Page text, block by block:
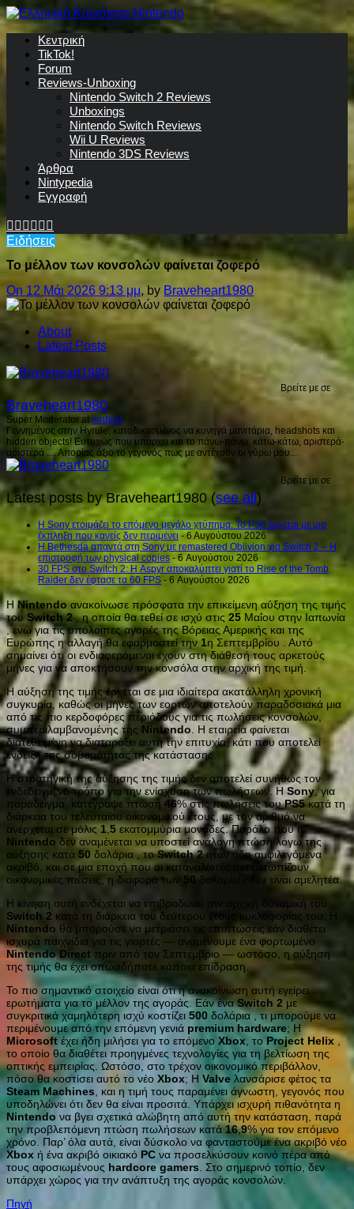
Κεντρική
TikTok!
Forum
Reviews-Unboxing
Nintendo Switch 2 Reviews
Unboxings
Nintendo Switch Reviews
Wii U Reviews
Nintendo 3DS Reviews
Άρθρα
Nintypedia
Εγγραφή
Ειδήσεις
Το μέλλον των κονσολών φαίνεται ζοφερό
On 12 Μάι 2026 9:13 μμ, by Braveheart1980
About
Latest Posts
Βρείτε με σε
Braveheart1980
Super Moderatorat ninty.gr
Γεννημένος στην Hyrule, καταδικασμένος να κυνηγά μανιτάρια, headshots και
hidden objects! Ευτυχώς που υπάρχει και το πάνω-πάνω, κάτω-κάτω, αριστερά-
αριστερά .... Απορίας άξιο το γεγονός πως με αντέχουν οι γύρω μου...
Βρείτε με σε
Latest posts by Braveheart1980 (see all)
Η Sony ετοιμάζει το επόμενο μεγάλο χτύπημα: Το PS6 έρχεται με μια
έκπληξη που κανείς δεν περιμένει - 6 Αυγούστου 2026
Η Bethesda απαντά στη Sony με remastered Oblivion για Switch 2 – Η
επιστροφή των physical copies - 6 Αυγούστου 2026
30 FPS στο Switch 2: Η Aspyr αποκαλύπτει γιατί το Rise of the Tomb
Raider δεν έφτασε τα 60 FPS - 6 Αυγούστου 2026
ΗNintendoανακοίνωσε πρόσφατα την επικείμενη αύξηση της τιμής
του Switch 2, η οποία θα τεθεί σε ισχύ στις 25 Μαΐου στην Ιαπωνία
, ενώ για τις υπόλοιπες αγορές της Βόρειας Αμερικής και της
Ευρώπης η αλλαγή θα εφαρμοστεί την1η Σεπτεμβρίου . Αυτό
σημαίνει ότι οι ενδιαφερόμενοι έχουν στη διάθεσή τους αρκετούς
μήνες για να αποκτήσουν την κονσόλα στην αρχική της τιμή.
Η αύξηση της τιμής έρχεται σε μια ιδιαίτερα ακατάλληλη χρονική
συγκυρία, καθώς οι μήνες των εορτών αποτελούν παραδοσιακά μια
από τις πιο κερδοφόρες περιόδους για τις πωλήσεις κονσολών,
συμπεριλαμβανομένης της Nintendo . Η εταιρεία φαίνεται
διατεθειμένη να διαταράξει αυτή την επιτυχία, κάτι που αποτελεί
ένδειξη της σοβαρότητας της κατάστασης.
Η στρατηγική της αύξησης της τιμής δεν αποτελεί συνήθως τον
ενδεδειγμένο τρόπο για την ενίσχυση των πωλήσεων. ΗSony, για
παράδειγμα, κατέγραψε πτώση 46% στις πωλήσεις τουPS5κατά τη
διάρκεια του τελευταίου οικονομικού έτους, με τον αριθμό να
ανέρχεται σε μόλις 1 5 εκατομμύρια μονάδες. Παρόλο που η
Nintendo δεν αναμένεται να υποστεί ανάλογη πτώση λόγω της
αύξησης κατά 50 δολάρια , τοSwitch 2ήταν ήδη αμφιλεγόμενα
ακριβό, και σε μια εποχή που οι καταναλωτές αντιμετωπίζουν
οικονομικές πιέσεις, η διαφορά των 50 δολαρίων δεν είναι αμελητέα.
Η κίνηση αυτή ενδέχεται να επιβραδύνει την αρχική δυναμική του
Switch 2 κατά τη διάρκεια του δεύτερου έτους κυκλοφορίας του. Η
Nintendo θα μπορούσε να μετριάσει τις επιπτώσεις εάν διαθέτει
ισχυρά παιχνίδια για τις γιορτές — αναμένουμε ένα φορτωμένο
Nintendo Direct πριν από τον Σεπτέμβριο — ωστόσο, η αύξηση
της τιμής θα έχει οπωσδήποτε κάποια επίδραση.
Το πιο σημαντικό στοιχείο είναι ότι η ανακοίνωση αυτή εγείρει
ερωτήματα για το μέλλον της αγοράς. Εάν έναSwitch 2 με
συγκριτικά χαμηλότερη ισχύ κοστίζει 500 δολάρια , τι μπορούμε να
περιμένουμε από την επόμενη γενιά premium hardware; Η
Microsoftέχει ήδη μιλήσει για το επόμενο Xbox , το Project Helix ,
το οποίο θα διαθέτει προηγμένες τεχνολογίες για τη βελτίωση της
οπτικής εμπειρίας. Ωστόσο, στο τρέχον οικονομικό περιβάλλον,
πόσο θα κοστίσει αυτό το νέο Xbox; Η Valve λανσάρισε φέτος τα
Steam Machines , και η τιμή τους παραμένει άγνωστη, γεγονός που
υποδηλώνει ότι δεν θα είναι προσιτά. Υπάρχει ισχυρή πιθανότητα η
Nintendo να βγει σχετικά αλώβητη από αυτή την κατάσταση, παρά
την προβλεπόμενη πτώση πωλήσεων κατά16,9% για τον επόμενο
χρόνο. Παρ’ όλα αυτά, είναι δύσκολο να φανταστούμε ένα ακριβό νέο
Xbox ή ένα ακριβό οικιακό PC να προσελκύσουν κοινό πέρα από
τους αφοσιωμένους hardcore gamers . Στο σημερινό τοπίο, δεν
υπάρχει χώρος για την ανάπτυξη της αγοράς κονσολών.
Πηγή